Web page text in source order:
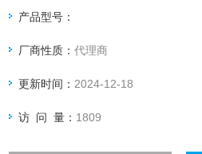
产品型号：
厂商性质：代理商
更新时间： 2024-12-18
访 问 量： 1809